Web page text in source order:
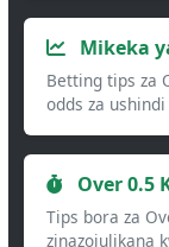
Mikeka
Betting tips za
odds za
Over 0.5
Tips bora za
zinazojulikana